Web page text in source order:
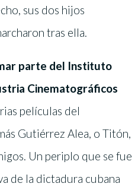
sus dos hijos
tras ella.
parte del Instituto
Cinematográficos
películas del
Gutiérrez Alea, o Titón,
Un periplo que se fue
de la dictadura cubana